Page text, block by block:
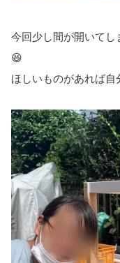
今回少し間が開いて
😆
ほしいものがあれば